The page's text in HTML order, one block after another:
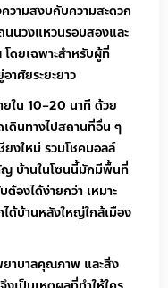
วามสงบกับความสะดวก
นนวงแหวนรอบสองและ
ดยเฉพาะสำหรับผู้ที่
าศัยระยะยาว
ยใน 10–20 นาที ด้วย
ดินทางไปสถานที่อื่น ๆ
ยงใหม่ รวมโชคมอลล์
ญ บ้านในโซนนี้มักมีพื้นที่
ต้องได้ง่ายกว่า เหมาะ
ด้บ้านหลังใหญ่ใกล้เมือง
าบาลคุณภาพ และสิ่ง